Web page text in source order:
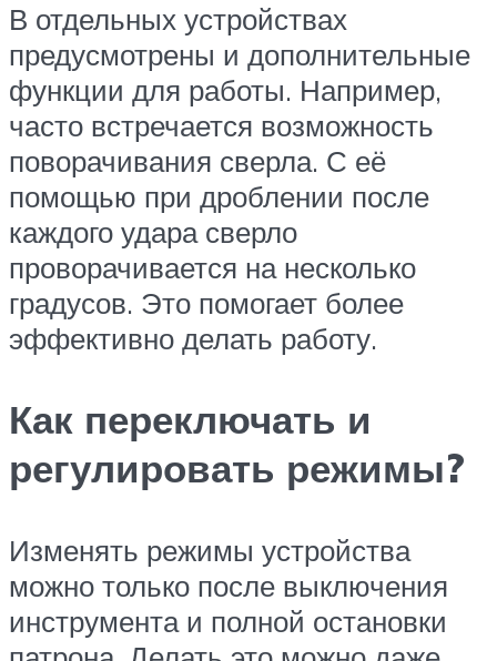
В отдельных устройствах
предусмотрены и дополнительные
функции для работы. Например,
часто встречается возможность
поворачивания сверла. С её
помощью при дроблении после
каждого удара сверло
проворачивается на несколько
градусов. Это помогает более
эффективно делать работу.
Как переключать и
регулировать режимы?
Изменять режимы устройства
можно только после выключения
инструмента и полной остановки